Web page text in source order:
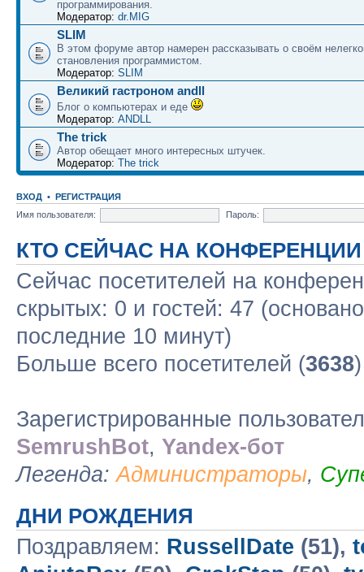
программирования.
Модератор: dr.MIG
SLIM
В этом форуме автор намерен рассказывать о своём
становления программистом.
Модератор: SLIM
Великий гастроном andll
Блог о компьютерах и еде
Модератор: ANDLL
The trick
Автор обещает много интересных штучек.
Модератор: The trick
ВХОД • РЕГИСТРАЦИЯ
Имя пользователя:
Пароль:
КТО СЕЙЧАС НА КОНФЕРЕНЦИИ
Сейчас посетителей на
скрытых: 0 и гостей: 47
последние 10 минут)
Больше всего посетителей (3638
Зарегистрированные
SemrushBot, Yandex-бот
Легенда:Администраторы,
ДНИ РОЖДЕНИЯ
Поздравляем: RussellDate (51),